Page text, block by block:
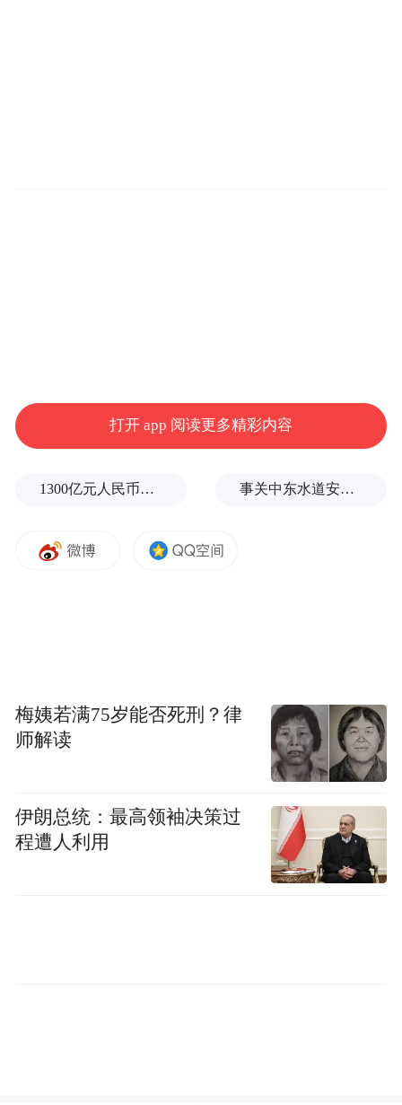
当前，随着社会进步和时代发展，孩子们在
多元化的文化氛围下茁壮成长，才艺天赋得
怀，传承中华民族优秀传统文化，同时展示
中国梦”活动应运而生。
传统文化。同时，为孩子们提供一个展示才
艺的平台，增强文化自信，让其才艺在更广
阔的平台进行展示和发挥，鼓励他们全面发
展，实现中国梦。
打开 app 阅读更多精彩内容
1300亿元人民币，阿根廷：同中国延长5年货币互换协议 事关中东水道安全，沙特、埃及、土耳其、巴基斯坦外长举行会晤
梅姨若满75岁能否死刑？律
师解读
伊朗总统：最高领袖决策过
程遭人利用